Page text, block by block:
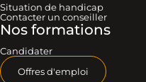
Situation de handicap
Contacter un conseiller
Nos formations
Candidater
Offres d'emploi